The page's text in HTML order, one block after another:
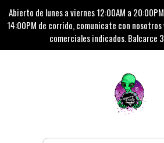
Abierto de lunes a viernes 12:00AM a
14:00PM de corrido, comunicate con
comerciales indicados. Balcarce